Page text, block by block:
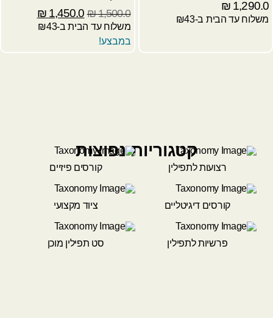
1,290.0
₪
משלוח עד הבית ב-₪43 1,500.0
₪
1,450.0
₪
משלוח עד הבית ב-₪43
במבצע!
קטגוריות נפוצות
רצועות לתפילין קורסים פיזיים
קורסים דיגיטליים ציוד מקצועי
פרשיות לתפילין סט תפילין מוכן